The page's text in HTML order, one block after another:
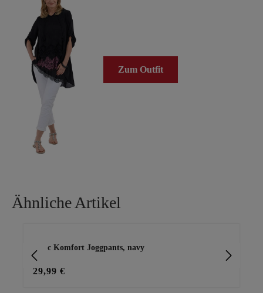
Zum Outfit
Ähnliche Artikel
Basic Komfort Joggpants, navy
29,99 €